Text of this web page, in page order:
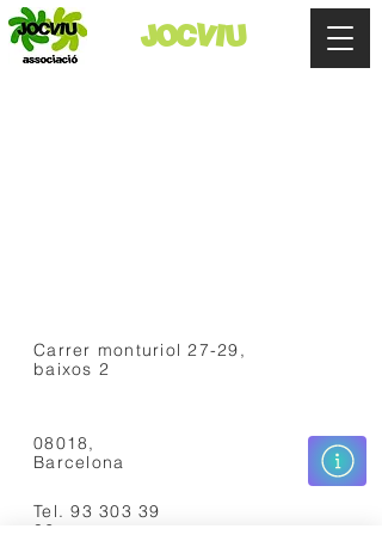
JOCVIU
Carrer monturiol 27-29,
baixos 2
08018,
Barcelona
Tel.93 303 39
82